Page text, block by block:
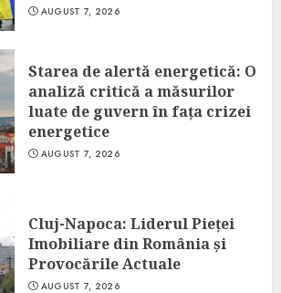
AUGUST 7, 2026
Starea de alertă energetică: O
analiză critică a măsurilor
luate de guvern în fața crizei
energetice
AUGUST 7, 2026
Cluj-Napoca: Liderul Pieței
Imobiliare din România și
Provocările Actuale
AUGUST 7, 2026